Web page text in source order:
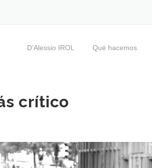
D’Alessio IROL Qué hacemos
crítico